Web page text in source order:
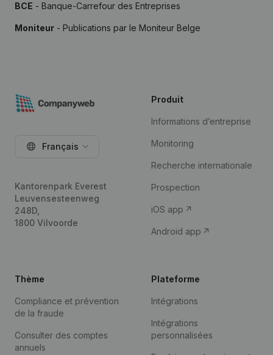
BCE - Banque-Carrefour des Entreprises
Moniteur - Publications par le Moniteur Belge
Français
Kantorenpark Everest
Leuvensesteenweg
248D,
1800 Vilvoorde
Produit
Informations d’entreprise
Monitoring
Recherche internationale
Prospection
iOS app
Android app
Thème
Compliance et prévention
de la fraude
Consulter des comptes
annuels
Plateforme
Intégrations
Intégrations
personnalisées